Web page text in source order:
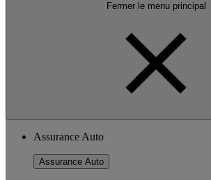
Fermer le menu principal
Assurance Auto
Assurance Auto